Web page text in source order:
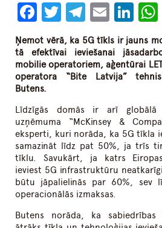
Facebook
Twitter
Telegram
Email
Ņemot vērā, ka 5G tīkls ir jauns
tā efektīvai ieviešanai
mobilie operatoriem, aģentūrai
operatora “Bite Latvija”
Butens.
Līdzīgās domās ir arī globālā
uzņēmuma “McKinsey &
eksperti, kuri norāda, ka 5G tīkla
samazināt līdz pat 50%, ja trīs
tīklu. Savukārt, ja katrs
ieviest 5G infrastruktūru
būtu jāpalielinās par 60%, sev
operacionālās izmaksas.
Butens norāda, ka